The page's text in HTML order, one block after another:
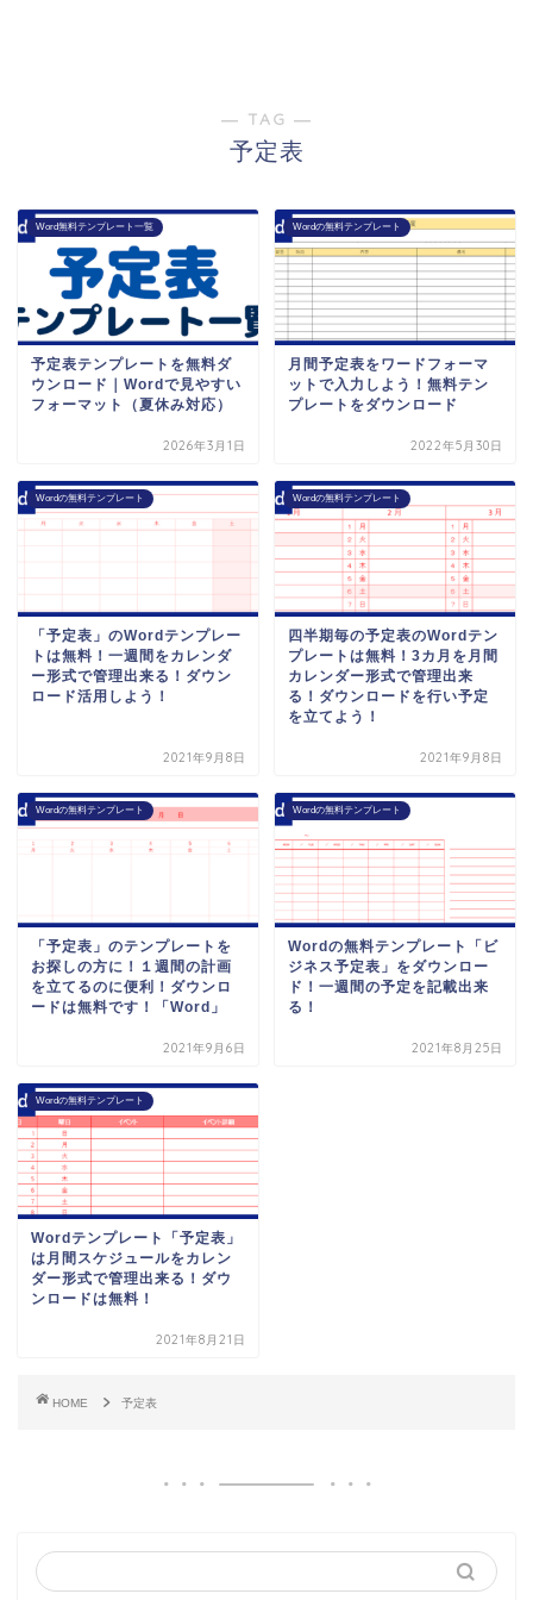
― TAG ―
予定表
Word無料テンプレート一覧
予定表テンプレートを無料ダ
ウンロード｜Wordで見やすい
フォーマット（夏休み対応）
2026年3月1日
Wordの無料テンプレート
月間予定表をワードフォーマ
ットで入力しよう！無料テン
プレートをダウンロード
2022年5月30日
Wordの無料テンプレート
「予定表」のWordテンプレー
トは無料！一週間をカレンダ
ー形式で管理出来る！ダウン
ロード活用しよう！
2021年9月8日
Wordの無料テンプレート
四半期毎の予定表のWordテン
プレートは無料！3カ月を月間
カレンダー形式で管理出来
る！ダウンロードを行い予定
を立てよう！
2021年9月8日
Wordの無料テンプレート
「予定表」のテンプレートを
お探しの方に！１週間の計画
を立てるのに便利！ダウンロ
ードは無料です！「Word」
2021年9月6日
Wordの無料テンプレート
Wordの無料テンプレート「ビ
ジネス予定表」をダウンロー
ド！一週間の予定を記載出来
る！
2021年8月25日
Wordの無料テンプレート
Wordテンプレート「予定表」
は月間スケジュールをカレン
ダー形式で管理出来る！ダウ
ンロードは無料！
2021年8月21日
HOME 予定表